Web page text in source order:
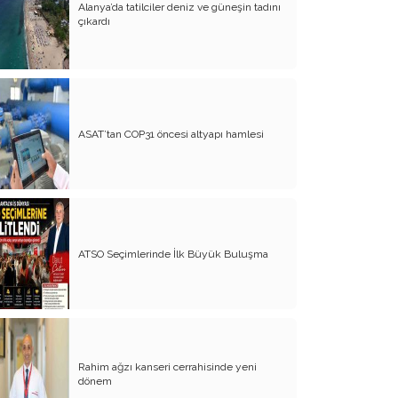
Evliliğin Anatomisi
Diyanet İşleri Hallet Şu İşleri
Mezarcı Hikmet’in Yürek Burkan Hayat
Hikayesi
Neşet Ertaş’ın Anısına
Canım Yurdum İnsanları - 1
Bu Yazım Sözde Değil Özde
Müslüman Olan Ülkeler İçindir!!
Aileme Duyduğum Özlem
Kırtasiye Vurgunu
Dijital Çağın Çocukları
Sıcak, Sıcak Çok Sıcak !!
FİKRET OTYAM’IN ANISINA
Alanya’da tatilciler deniz ve güneşin tadını
çıkardı
ASAT’tan COP31 öncesi altyapı hamlesi
ATSO Seçimlerinde İlk Büyük Buluşma
Rahim ağzı kanseri cerrahisinde yeni
dönem